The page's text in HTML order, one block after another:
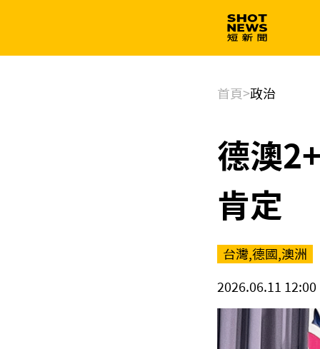
首頁>政治
德澳
肯定
台灣,德國,澳洲
2026.06.11 12:00